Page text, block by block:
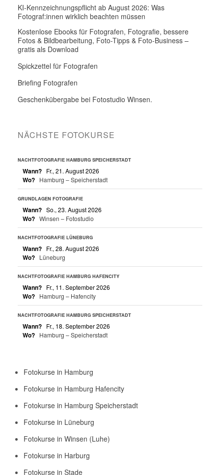
KI-Kennzeichnungspflicht ab August 2026: Was
Fotograf:innen wirklich beachten müssen
Kostenlose Ebooks für Fotografen, Fotografie, bessere
Fotos & Bildbearbeitung, Foto-Tipps & Foto-Business –
gratis als Download
Spickzettel für Fotografen
Briefing Fotografen
Geschenkübergabe bei Fotostudio Winsen.
NÄCHSTE FOTOKURSE
NACHTFOTOGRAFIE HAMBURG SPEICHERSTADT
Wann? Fr., 21. August 2026
Wo? Hamburg – Speicherstadt
GRUNDLAGEN FOTOGRAFIE
Wann? So., 23. August 2026
Wo? Winsen – Fotostudio
NACHTFOTOGRAFIE LÜNEBURG
Wann? Fr., 28. August 2026
Wo? Lüneburg
NACHTFOTOGRAFIE HAMBURG HAFENCITY
Wann? Fr., 11. September 2026
Wo? Hamburg – Hafencity
NACHTFOTOGRAFIE HAMBURG SPEICHERSTADT
Wann? Fr., 18. September 2026
Wo? Hamburg – Speicherstadt
Fotokurse in Hamburg
Fotokurse in Hamburg Hafencity
Fotokurse in Hamburg Speicherstadt
Fotokurse in Lüneburg
Fotokurse in Winsen (Luhe)
Fotokurse in Harburg
Fotokurse in Stade